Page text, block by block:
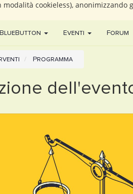
cookieless),
Eventi Forum
Programma